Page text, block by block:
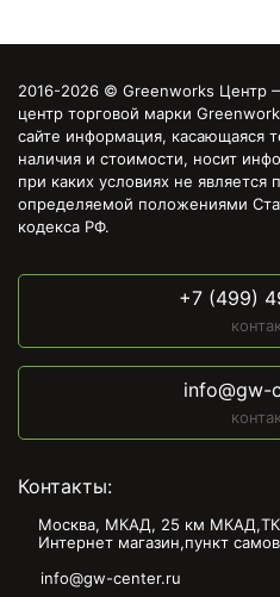
2016-2026 © Greenworks Центр
центр торговой марки
сайте информация, касающаяся
наличия и стоимости, носит
при каких условиях не является
определяемой положениями
кодекса РФ.
+7 (499)
info@gw-
Контакты:
Москва, МКАД, 25 км МКАД,ТК
Интернет магазин,пункт
info@gw-center.ru